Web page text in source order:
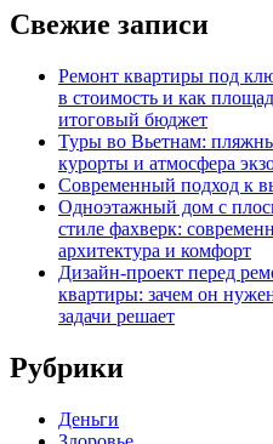
Свежие записи
Ремонт квартиры под
в стоимость и как
итоговый бюджет
Туры во Вьетнам:
курорты и атмосфера
Современный подход к
Одноэтажный дом с
стиле фахверк:
архитектура и комфорт
Дизайн-проект перед
квартиры: зачем он
задачи решает
Рубрики
Деньги